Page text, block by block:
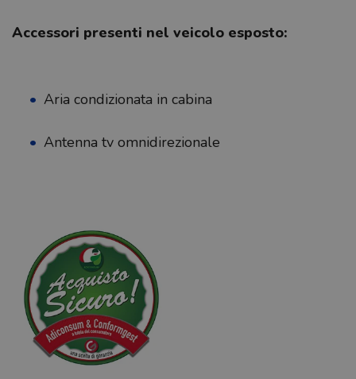
Accessori presenti nel veicolo esposto:
Aria condizionata in cabina
Antenna tv omnidirezionale